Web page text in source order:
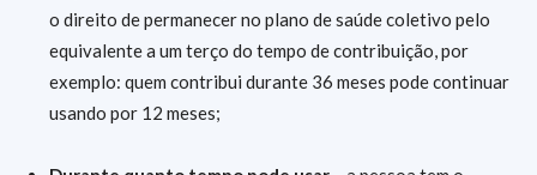
o direito de permanecer no plano de saúde coletivo pelo
equivalente a um terço do tempo de contribuição, por
exemplo: quem contribui durante 36 meses pode continuar
usando por 12 meses;